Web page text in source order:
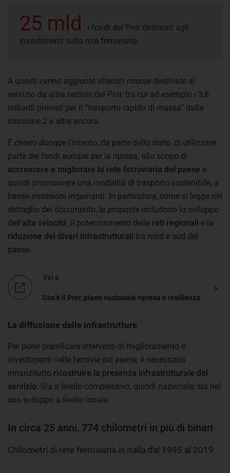
25 mld
i fondi del Pnrr destinati agli
investimenti sulla rete ferroviaria.
A questi vanno aggiunte ulteriori risorse destinate al
servizio da altre sezioni del Pnrr, tra cui ad esempio i 3,6
miliardi previsti per il “trasporto rapido di massa” dalla
missione 2 e altre ancora.
È chiaro dunque l’intento, da parte dello stato, di utilizzare
parte dei fondi europei per la ripresa, allo scopo di
accrescere e migliorare la rete ferroviaria del paese e
quindi promuovere una modalità di trasporto sostenibile, a
basse emissioni inquinanti. In particolare, come si legge nel
dettaglio del documento, le proposte includono lo sviluppo
dell’alta velocità, il potenziamento delle reti regionali e la
riduzione dei divari infrastrutturali tra nord e sud del
paese.
Vai a
Cos'è il Pnrr, piano nazionale ripresa e resilienza
La diffusione delle infrastrutture
Per poter pianificare interventi di miglioramento e
investimenti nelle ferrovie del paese, è necessario
innanzitutto ricostruire la presenza infrastrutturale del
servizio . Sia a livello complessivo, quindi nazionale, sia nel
suo sviluppo a livello locale.
In circa 25 anni, 774 chilometri in più di binari
Chilometri di rete ferroviaria in Italia dal 1995 al 2019